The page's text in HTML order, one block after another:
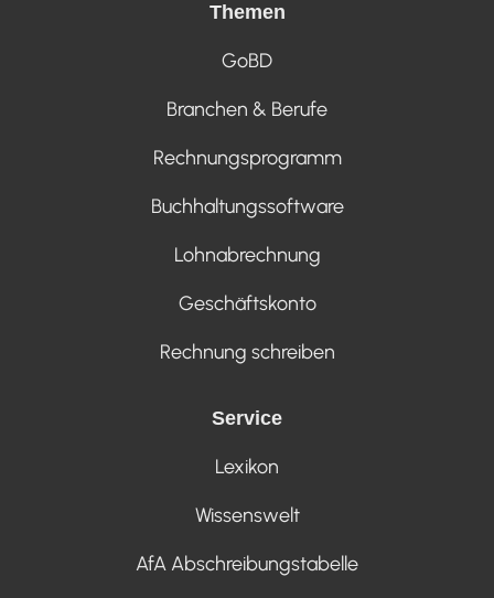
Themen
GoBD
Branchen & Berufe
Rechnungsprogramm
Buchhaltungssoftware
Lohnabrechnung
Geschäftskonto
Rechnung schreiben
Service
Lexikon
Wissenswelt
AfA Abschreibungstabelle